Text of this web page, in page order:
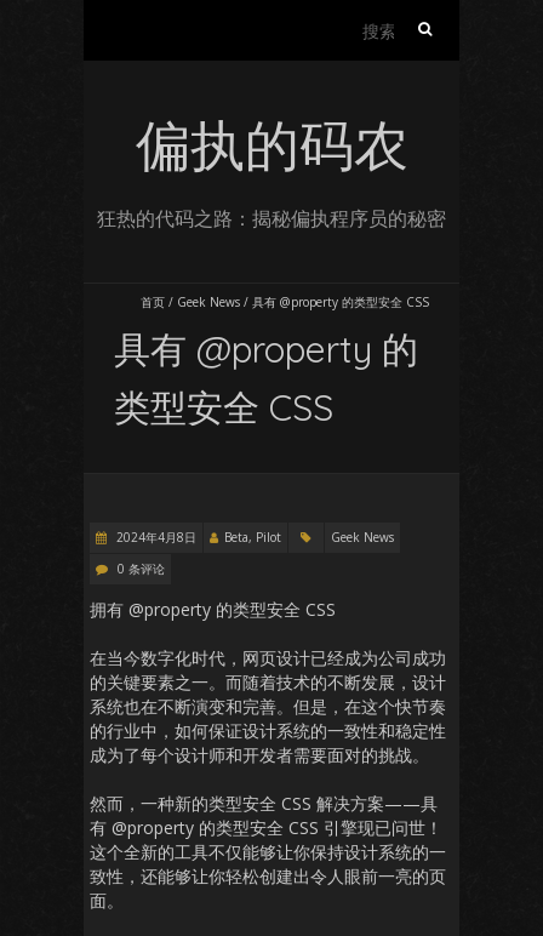
偏执的码农
狂热的代码之路：揭秘偏执程序员的秘密
首页 / Geek News / 具有 @property 的类型安全 CSS
具有 @property 的
类型安全 CSS
2024年4月8日 Beta, Pilot
Geek News
0 条评论
拥有 @property 的类型安全 CSS
在当今数字化时代，网页设计已经成为公司成功
的关键要素之一。而随着技术的不断发展，设计
系统也在不断演变和完善。但是，在这个快节奏
的行业中，如何保证设计系统的一致性和稳定性
成为了每个设计师和开发者需要面对的挑战。
然而，一种新的类型安全 CSS 解决方案——具
有 @property 的类型安全 CSS 引擎现已问世！
这个全新的工具不仅能够让你保持设计系统的一
致性，还能够让你轻松创建出令人眼前一亮的页
面。